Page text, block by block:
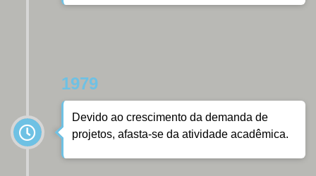
1979
Devido ao crescimento da demanda de
projetos, afasta-se da atividade acadêmica.